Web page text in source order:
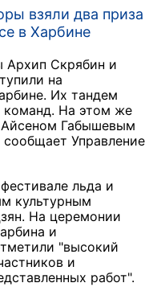
взяли два приза
в Харбине
Архип Скрябин и
на
Их тандем
команд. На этом же
Габышевым
Управление
льда и
культурным
На церемонии
и
"высокий
и
работ".